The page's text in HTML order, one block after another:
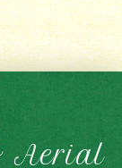
Aerial